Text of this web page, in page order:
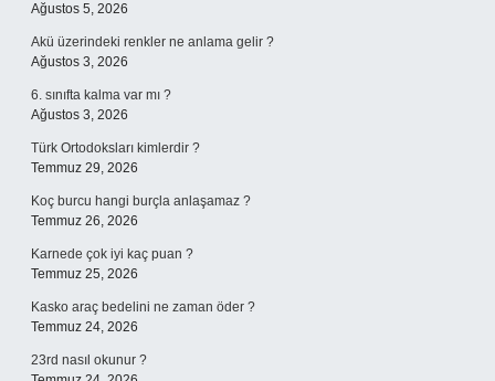
Ağustos 5, 2026
Akü üzerindeki renkler ne anlama gelir ?
Ağustos 3, 2026
6. sınıfta kalma var mı ?
Ağustos 3, 2026
Türk Ortodoksları kimlerdir ?
Temmuz 29, 2026
Koç burcu hangi burçla anlaşamaz ?
Temmuz 26, 2026
Karnede çok iyi kaç puan ?
Temmuz 25, 2026
Kasko araç bedelini ne zaman öder ?
Temmuz 24, 2026
23rd nasıl okunur ?